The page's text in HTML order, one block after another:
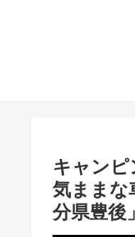
キャンピ
気ままな
分県豊後」